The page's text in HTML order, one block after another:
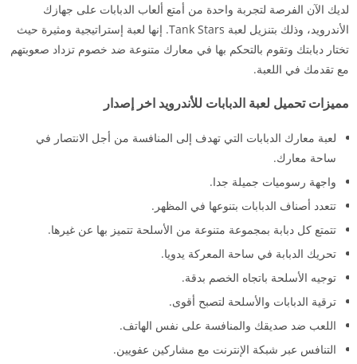
لديك الآن الفرصة لتجربة واحدة من أمتع ألعاب الدبابات على جهازك
الأندرويد، وذلك بتنزيل لعبة Tank Stars. إنها لعبة إستراتيجية ومثيرة حيث
تختار دبابتك وتقوم بالتحكم بها في معارك متنوعة ضد خصوم تزداد صعوبتهم
مع تقدمك في اللعبة.
مميزات تحميل لعبة الدبابات للأندرويد اخر إصدار
لعبة معارك الدبابات التي تهدف إلى المنافسة من أجل الانتصار في
ساحة معارك.
واجهة رسوميات جميلة جدا.
تتعدد أصناف الدبابات بتنوعها في المظهر.
تتمتع كل دبابة بمجموعة متنوعة من الأسلحة تتميز بها عن غيرها.
تحريك الدبابة في ساحة المعركة يدويا.
توجيه الأسلحة باتجاه الخصم بدقة.
ترقية الدبابات والأسلحة لتصبح أقوى.
اللعب ضد صديقك والمنافسة على نفس الهاتف.
التنافس عبر شبكة الإنترنت مع مشاركين عفويين.